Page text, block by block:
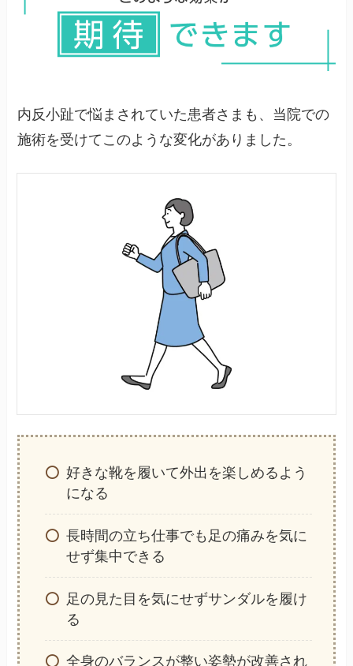
内反小趾で悩まされていた患者さまも、当院での
施術を受けてこのような変化がありました。
好きな靴を履いて外出を楽しめるよう
になる
長時間の立ち仕事でも足の痛みを気に
せず集中できる
足の見た目を気にせずサンダルを履け
る
全身のバランスが整い姿勢が改善され